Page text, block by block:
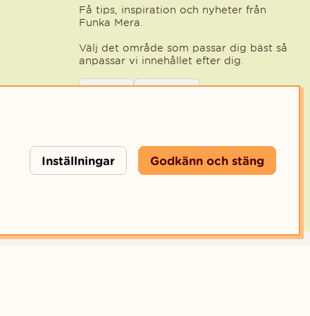
Få tips, inspiration och nyheter från
Funka Mera.
Välj det område som passar dig bäst så
anpassar vi innehållet efter dig.
Välj kategori för nyhetsbrev
Inställningar Godkänn och stäng